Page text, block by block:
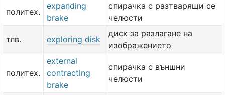
политех.
expanding
brake
спирачка с разтварящи се
челюсти
тлв. exploring disk
диск за разлагане на
изображението
политех.
external
contracting
brake
спирачка с външни
челюсти